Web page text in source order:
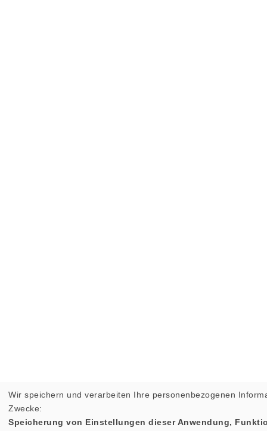
Wir speichern und verarbeiten Ihre personenbezogenen
Zwecke:
Speicherung von Einstellungen dieser Anwendung,